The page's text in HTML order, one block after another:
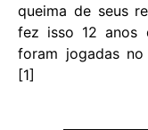
queima de seus
fez isso 12 anos
foram jogadas
[1]